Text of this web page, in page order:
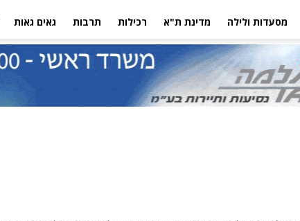
מסעדות ולילה מדינת ת"א רכילות תרבות גאים גאות